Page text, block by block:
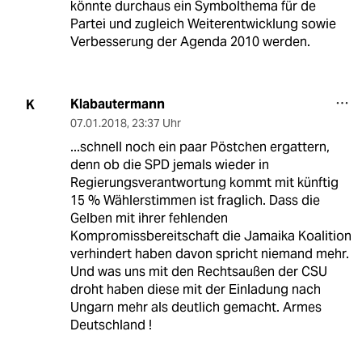
könnte durchaus ein Symbolthema für de
Partei und zugleich Weiterentwicklung sowie
Verbesserung der Agenda 2010 werden.
K Klabautermann
07.01.2018, 23:37 Uhr
...schnell noch ein paar Pöstchen ergattern,
denn ob die SPD jemals wieder in
Regierungsverantwortung kommt mit künftig
15 % Wählerstimmen ist fraglich. Dass die
Gelben mit ihrer fehlenden
Kompromissbereitschaft die Jamaika Koalition
verhindert haben davon spricht niemand mehr.
Und was uns mit den Rechtsaußen der CSU
droht haben diese mit der Einladung nach
Ungarn mehr als deutlich gemacht. Armes
Deutschland !